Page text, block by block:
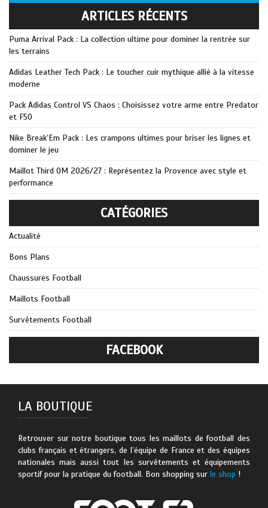
ARTICLES RÉCENTS
Puma Arrival Pack : La collection ultime pour dominer la rentrée sur
les terrains
Adidas Leather Tech Pack : Le toucher cuir mythique allié à la vitesse
moderne
Pack Adidas Control VS Chaos : Choisissez votre arme entre Predator
et F50
Nike Break’Em Pack : Les crampons ultimes pour briser les lignes et
dominer le jeu
Maillot Third OM 2026/27 : Représentez la Provence avec style et
performance
CATÉGORIES
Actualité
Bons Plans
Chaussures Football
Maillots Football
Survêtements Football
FACEBOOK
LA BOUTIQUE
Retrouver sur notre boutique tous les maillots de football des
clubs français et étrangers, de l’équipe de France et des équipes
nationales mais aussi tout les survêtements et équipements
sportif pour la pratique du football. Bon shopping sur le shop !